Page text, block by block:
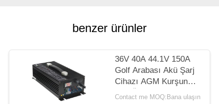
HARITASI
PRIVACY
benzer ürünler
36V 40A 44.1V 150A
Golf Arabası Akü Şarj
Cihazı AGM Kurşun
Asit Özelleştirilmiş
Contact me MOQ:Bana ulaşın